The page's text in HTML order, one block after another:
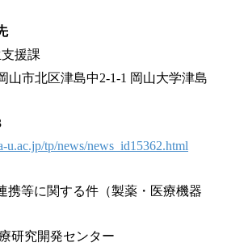
援課
山市北区津島中2-1-1 岡山大学津島
u.ac.jp/tp/news/news_id15362.html
携等に関する件（製薬・医療機器
研究開発センター